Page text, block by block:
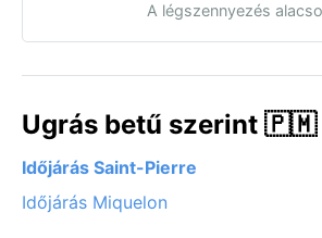
A légszennyezés
Ugrás betű szerint 🇵🇲
Időjárás Saint-Pierre
Időjárás Miquelon